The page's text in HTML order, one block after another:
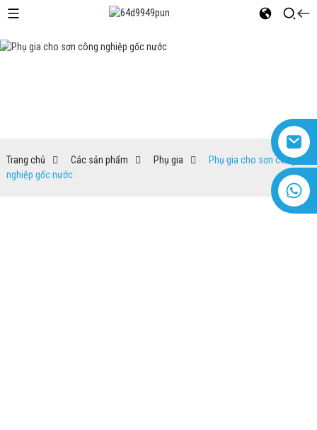
Trang chủ Các sản phẩm Phụ gia
Phụ gia cho sơn công
nghiệp gốc nước